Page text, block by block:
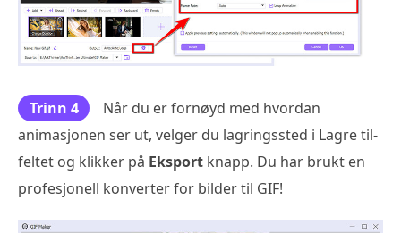
Trinn 4
Når du er fornøyd med hvordan
animasjonen ser ut, velger du lagringssted i Lagre til-
feltet og klikker på Eksport knapp. Du har brukt en
profesjonell konverter for bilder til GIF!